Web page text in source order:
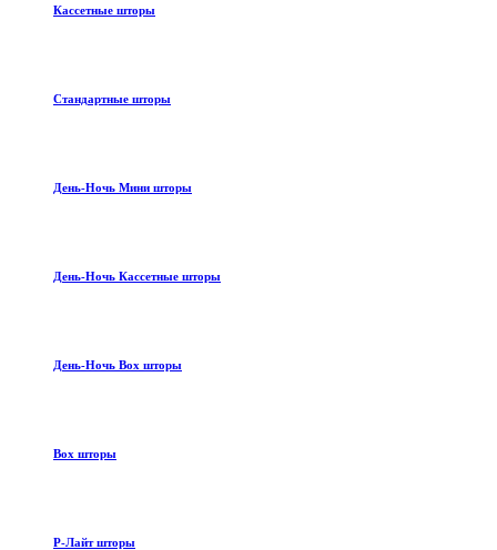
Кассетные шторы
Стандартные шторы
День-Ночь Мини шторы
День-Ночь Кассетные шторы
День-Ночь Box шторы
Box шторы
Р-Лайт шторы